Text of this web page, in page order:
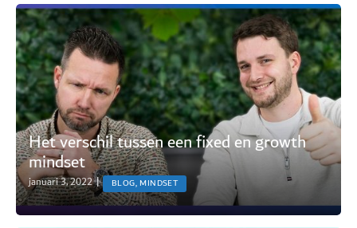
Het verschil tussen een fixed en growth
mindset
januari 3, 2022 | BLOG, MINDSET